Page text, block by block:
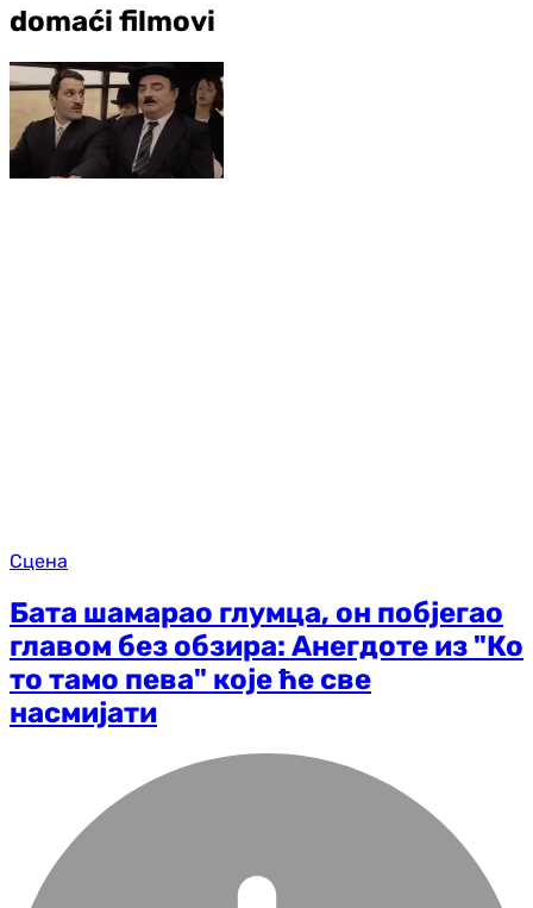
domaći filmovi
Сцена
Бата шамарао глумца, он побјегао
главом без обзира: Анегдоте из "Ко
то тамо пева" које ће све
насмијати